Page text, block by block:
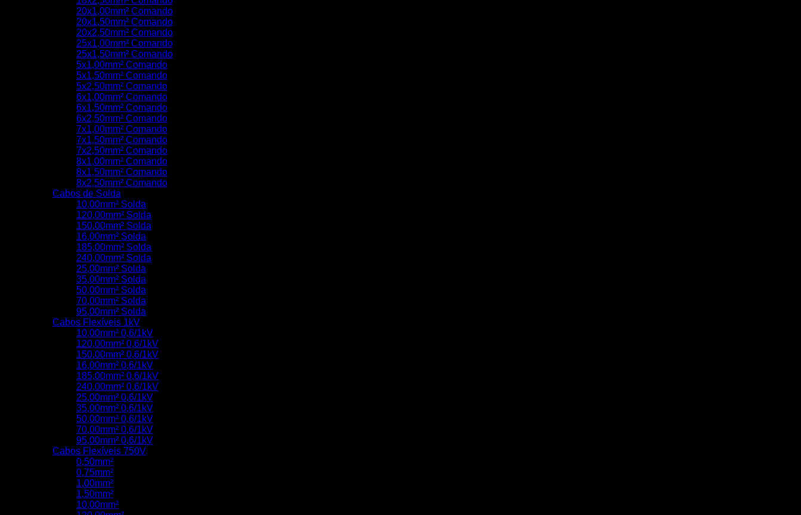
20x1,00mm² Comando
20x1,50mm² Comando
20x2,50mm² Comando
25x1,00mm² Comando
25x1,50mm² Comando
5x1,00mm² Comando
5x1,50mm² Comando
5x2,50mm² Comando
6x1,00mm² Comando
6x1,50mm² Comando
6x2,50mm² Comando
7x1,00mm² Comando
7x1,50mm² Comando
7x2,50mm² Comando
8x1,00mm² Comando
8x1,50mm² Comando
8x2,50mm² Comando
Cabos de Solda
10,00mm² Solda
120,00mm² Solda
150,00mm² Solda
16,00mm² Solda
185,00mm² Solda
240,00mm² Solda
25,00mm² Solda
35,00mm² Solda
50,00mm² Solda
70,00mm² Solda
95,00mm² Solda
Cabos Flexíveis 1kV
10,00mm² 0,6/1kV
120,00mm² 0,6/1kV
150,00mm² 0,6/1kV
16,00mm² 0,6/1kV
185,00mm² 0,6/1kV
240,00mm² 0,6/1kV
25,00mm² 0,6/1kV
35,00mm² 0,6/1kV
50,00mm² 0,6/1kV
70,00mm² 0,6/1kV
95,00mm² 0,6/1kV
Cabos Flexíveis 750V
0,50mm²
0,75mm²
1,00mm²
1,50mm²
10,00mm²